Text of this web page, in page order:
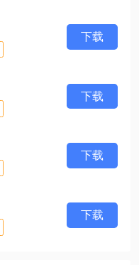
下载
下载
下载
下载